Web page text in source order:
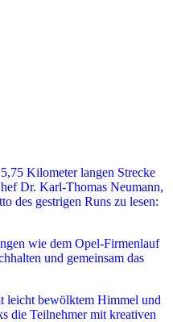
Kilometer langen Strecke
Dr. Karl-Thomas Neumann,
des gestrigen Runs zu lesen:
wie dem Opel-Firmenlauf
und gemeinsam das
leicht bewölktem Himmel und
die Teilnehmer mit kreativen